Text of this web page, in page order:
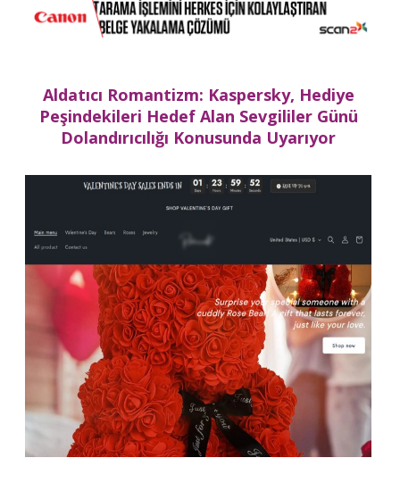
Aldatıcı Romantizm: Kaspersky, Hediye
Peşindekileri Hedef Alan Sevgililer Günü
Dolandırıcılığı Konusunda Uyarıyor